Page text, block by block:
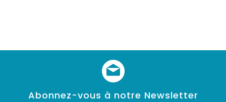
Abonnez-vous à notre Newsletter